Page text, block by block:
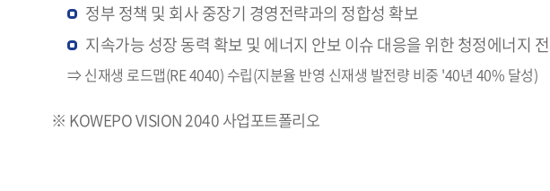
정부 정책 및 회사 중장기 경영전략과의 정합성 확보
지속가능 성장 동력 확보 및 에너지 안보 이슈 대응을 위한 청정에너지
⇒ 신재생 로드맵(RE 4040) 수립(지분율 반영 신재생 발전량 비중 '40년 40% 달성)
※ KOWEPO VISION 2040 사업포트폴리오